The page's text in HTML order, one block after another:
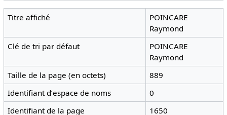
Titre affiché
POINCARE
Raymond
Clé de tri par défaut
POINCARE
Raymond
Taille de la page (en octets)
889
Identifiant dʼespace de noms
0
Identifiant de la page
1650